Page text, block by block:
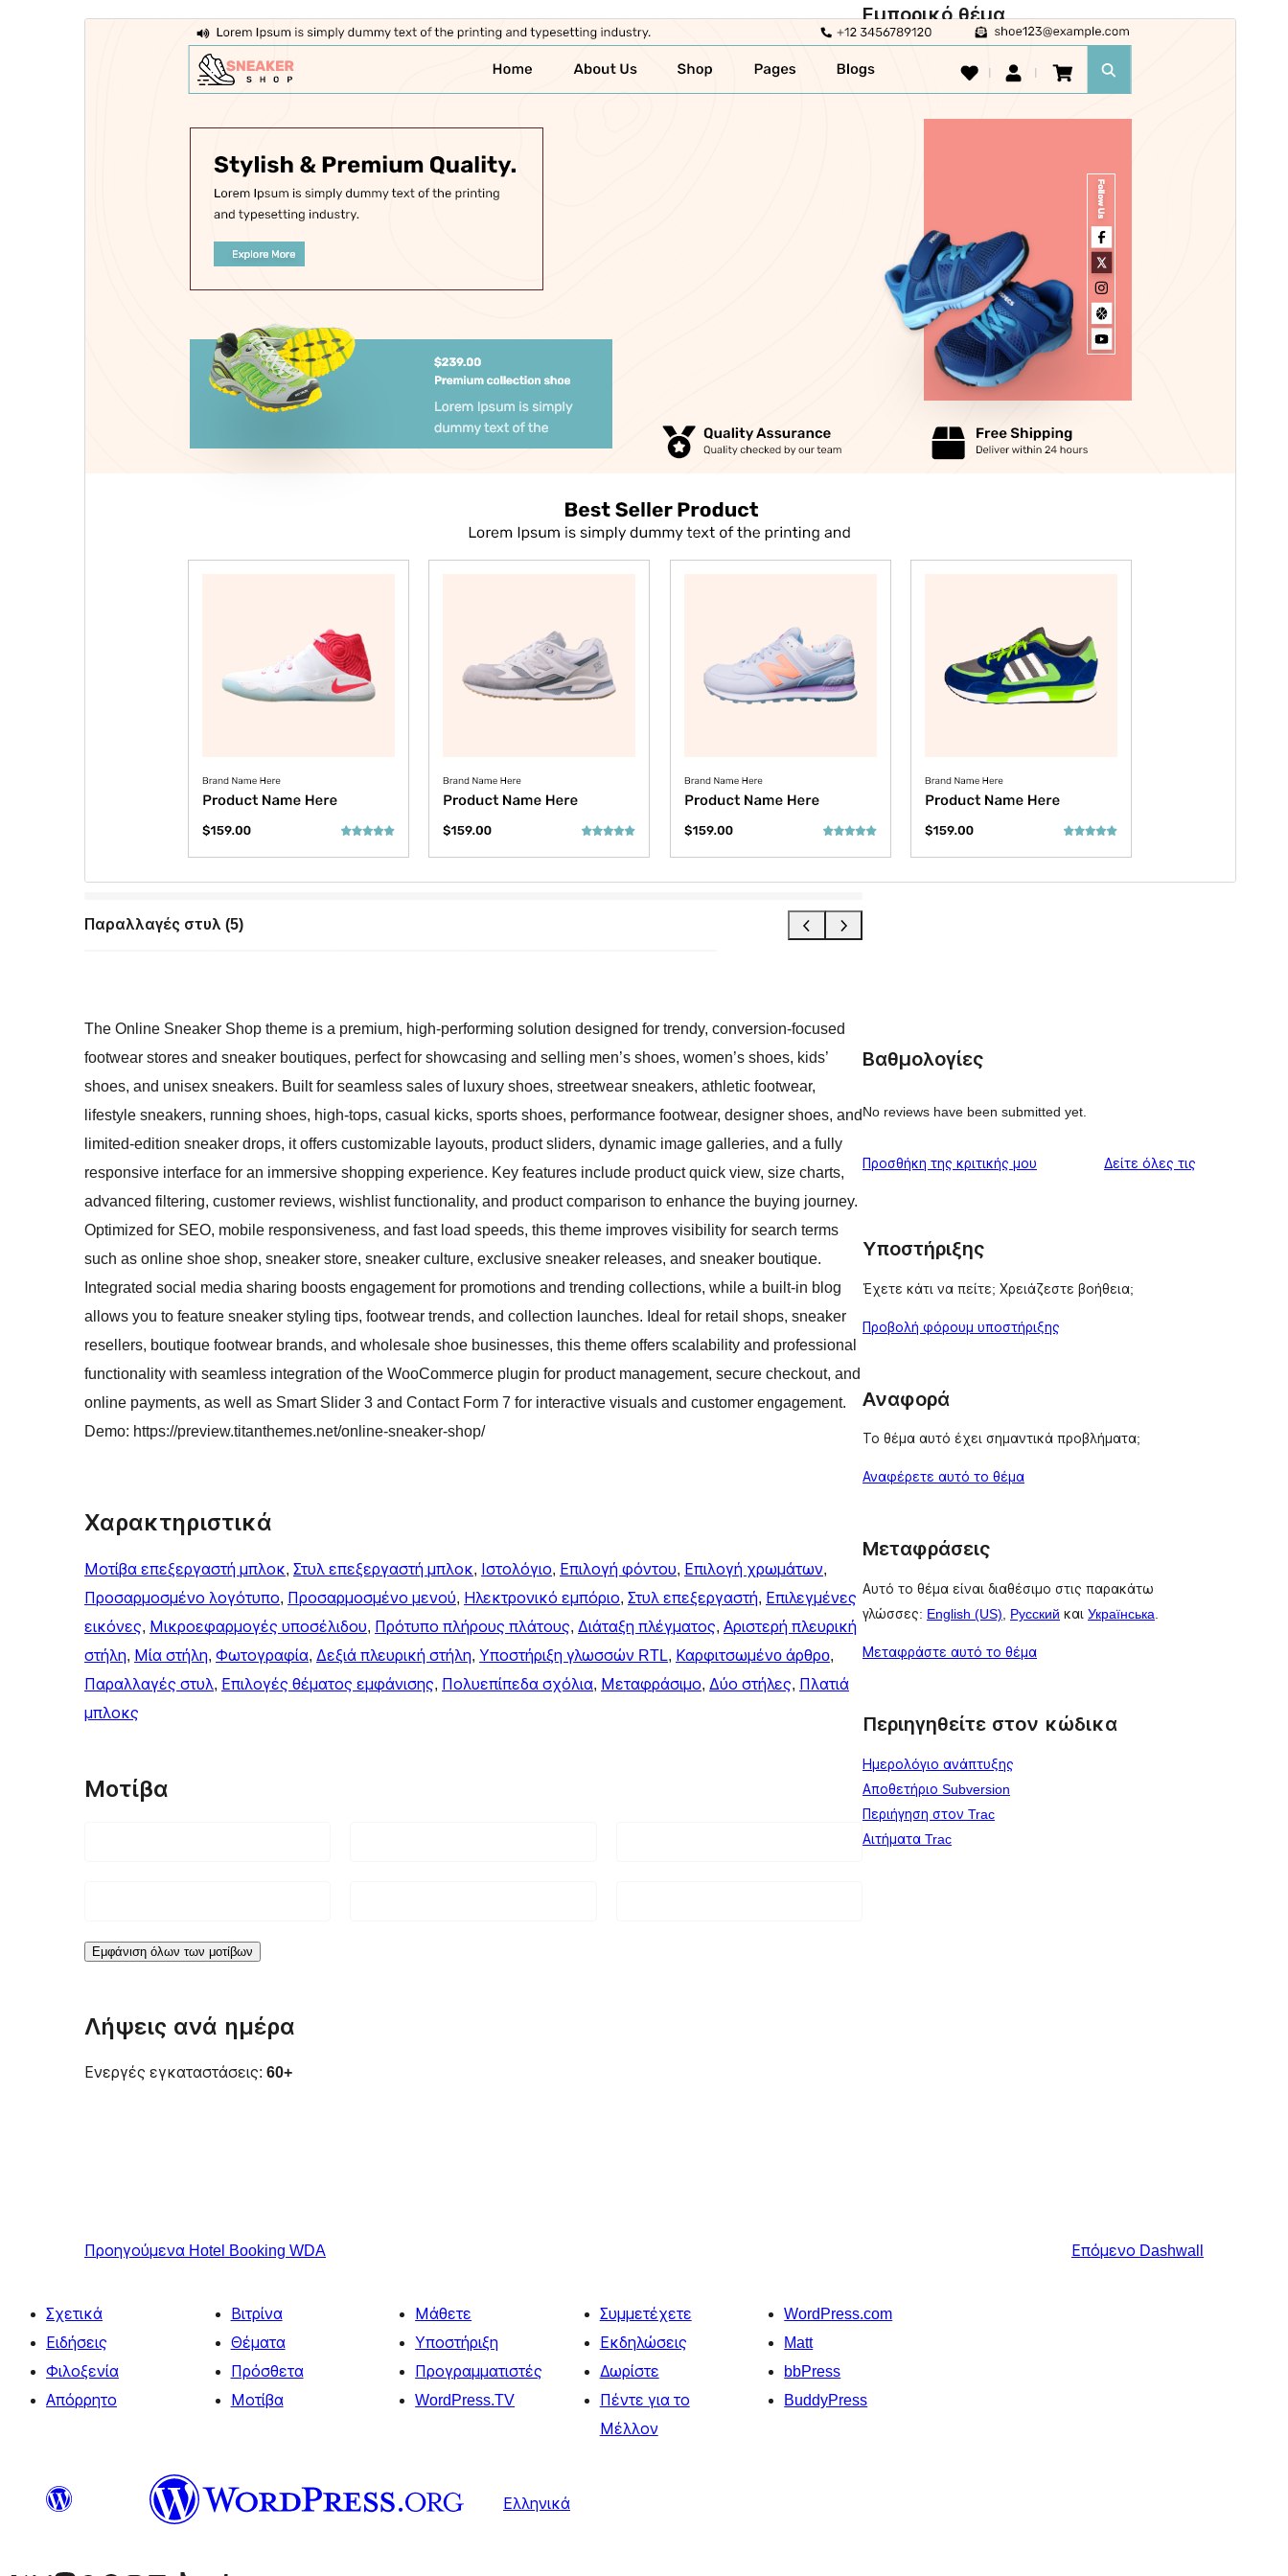
Παραλλαγές στυλ (5)
Εμπορικό θέμα
Αυτό το θέμα είναι δωρεάν αλλά προσφέρει
επιπρόσθετες αναβαθμίσεις ή υποστήριξη επί
πληρωμής.
ΠροεπισκόπησηΛήψη
Έκδοση WordPress
Έκδοση ΡΗΡ
Αρχική σελίδα θέματος
The Online Sneaker Shop theme is a premium, high-performing solution designed for trendy, conversion-focused
footwear stores and sneaker boutiques, perfect for showcasing and selling men’s shoes, women’s shoes, kids’
shoes, and unisex sneakers. Built for seamless sales of luxury shoes, streetwear sneakers, athletic footwear,
lifestyle sneakers, running shoes, high-tops, casual kicks, sports shoes, performance footwear, designer shoes, and
limited-edition sneaker drops, it offers customizable layouts, product sliders, dynamic image galleries, and a fully
responsive interface for an immersive shopping experience. Key features include product quick view, size charts,
advanced filtering, customer reviews, wishlist functionality, and product comparison to enhance the buying journey.
Optimized for SEO, mobile responsiveness, and fast load speeds, this theme improves visibility for search terms
such as online shoe shop, sneaker store, sneaker culture, exclusive sneaker releases, and sneaker boutique.
Integrated social media sharing boosts engagement for promotions and trending collections, while a built-in blog
allows you to feature sneaker styling tips, footwear trends, and collection launches. Ideal for retail shops, sneaker
resellers, boutique footwear brands, and wholesale shoe businesses, this theme offers scalability and professional
functionality with seamless integration of the WooCommerce plugin for product management, secure checkout, and
online payments, as well as Smart Slider 3 and Contact Form 7 for interactive visuals and customer engagement.
Demo: https://preview.titanthemes.net/online-sneaker-shop/
Χαρακτηριστικά
Μοτίβα επεξεργαστή μπλοκ, Στυλ επεξεργαστή μπλοκ, Ιστολόγιο, Επιλογή φόντου, Επιλογή χρωμάτων
Προσαρμοσμένο λογότυπο, Προσαρμοσμένο μενού, Ηλεκτρονικό εμπόριο, Στυλ επεξεργαστή, Επιλεγμένες
εικόνες, Μικροεφαρμογές υποσέλιδου, Πρότυπο πλήρους πλάτους, Διάταξη πλέγματος, Αριστερή πλευρική
στήλη, Μία στήλη, Φωτογραφία, Δεξιά πλευρική στήλη, Υποστήριξη γλωσσών RTL, Καρφιτσωμένo άρθρo
Παραλλαγές στυλ, Επιλογές θέματος εμφάνισης, Πολυεπίπεδα σχόλια, Μεταφράσιμο, Δύο στήλες, Πλατιά
μπλοκς
Μοτίβα
Εμφάνιση όλων των μοτίβων
Λήψεις ανά ημέρα
Ενεργές εγκαταστάσεις: 60+
Βαθμολογίες
No reviews have been submitted yet.
Προσθήκη της κριτικής μου Δείτε όλες τις
Υποστήριξης
Έχετε κάτι να πείτε; Χρειάζεστε βοήθεια;
Προβολή φόρουμ υποστήριξης
Αναφορά
Το θέμα αυτό έχει σημαντικά προβλήματα;
Αναφέρετε αυτό το θέμα
Μεταφράσεις
Αυτό το θέμα είναι διαθέσιμο στις παρακάτω
γλώσσες: English (US) Русский και Українська
Μεταφράστε αυτό το θέμα
Περιηγηθείτε στον κώδικα
Ημερολόγιο ανάπτυξης
Αποθετήριο Subversion
Περιήγηση στον Trac
Αιτήματα Trac
Προηγούμενα Hotel Booking WDA Επόμενο Dashwall
Σχετικά
Ειδήσεις
Φιλοξενία
Απόρρητο
Βιτρίνα
Θέματα
Πρόσθετα
Μοτίβα
Μάθετε
Υποστήριξη
Προγραμματιστές
WordPress.TV
Συμμετέχετε
Εκδηλώσεις
Δωρίστε
Πέντε για το
Μέλλον
WordPress.com
Matt
bbPress
BuddyPress
Ελληνικά